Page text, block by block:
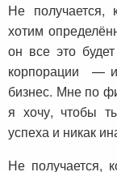
Не получается,
хотим
он все это
корпорации — и
бизнес. Мне по
я хочу, чтобы
успеха и никак
Не получается,